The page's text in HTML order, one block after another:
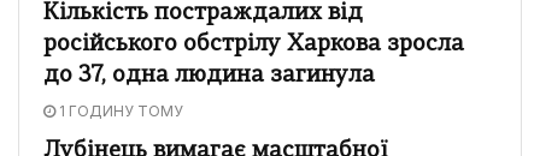
Кількість постраждалих від
російського обстрілу Харкова зросла
до 37, одна людина загинула
1 ГОДИНУ ТОМУ
Лубінець вимагає масштабної